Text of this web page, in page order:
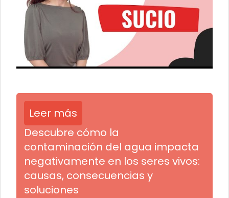
Leer más
Descubre cómo la
contaminación del agua impacta
negativamente en los seres vivos:
causas, consecuencias y
soluciones